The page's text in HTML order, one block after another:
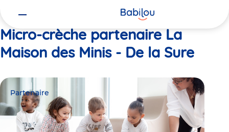
Micro-crèche partenaire La
Maison des Minis - De la Sure
Partenaire